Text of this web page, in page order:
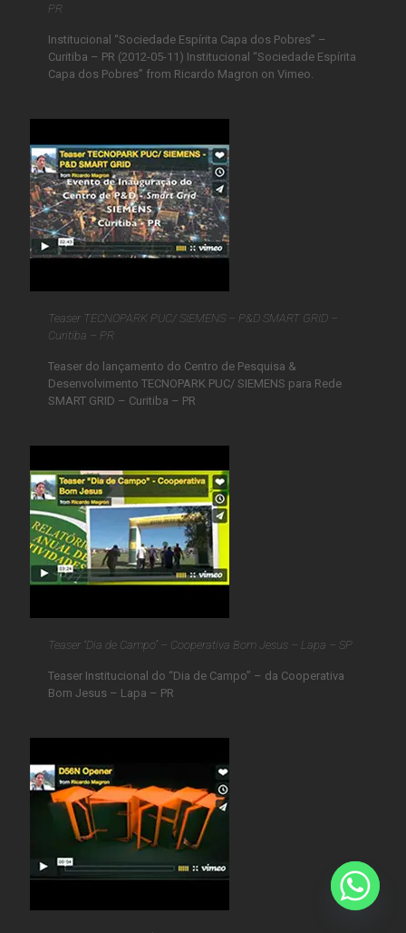
PR
Institucional “Sociedade Espírita Capa dos Pobres” –
Curitiba – PR (2012-05-11) Institucional “Sociedade Espírita
Capa dos Pobres” from Ricardo Magron on Vimeo.
Teaser TECNOPARK PUC/ SIEMENS – P&D SMART GRID –
Curitiba – PR
Teaser do lançamento do Centro de Pesquisa &
Desenvolvimento TECNOPARK PUC/ SIEMENS para Rede
SMART GRID – Curitiba – PR
Teaser “Dia de Campo” – Cooperativa Bom Jesus – Lapa – SP
Teaser Institucional do “Dia de Campo” – da Cooperativa
Bom Jesus – Lapa – PR